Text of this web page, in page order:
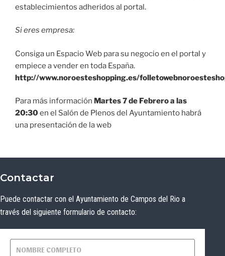
establecimientos adheridos al portal.
Si eres empresa:
Consiga un Espacio Web para su negocio en el portal y
empiece a vender en toda España.
http://www.noroesteshopping.es/
Para más información Martes 7 de Febrero a las
20:30en el Salón de Plenos del Ayuntamiento habrá
una presentación de la web
Contactar
Puede contactar con el Ayuntamiento de Campos del Rio a
través del siguiente formulario de contacto: